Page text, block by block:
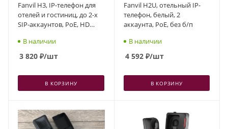
Fanvil H3, IP-телефон для
отелей и гостиниц, до 2-х
SIP-аккаунтов, PoE, HD
В наличии
3 820 ₽/шт
В КОРЗИНУ
Fanvil H2U, отельный IP-
телефон, белый, 2
аккаунта, PoE, без б/п
В наличии
4 592₽/шт
В КОРЗИНУ